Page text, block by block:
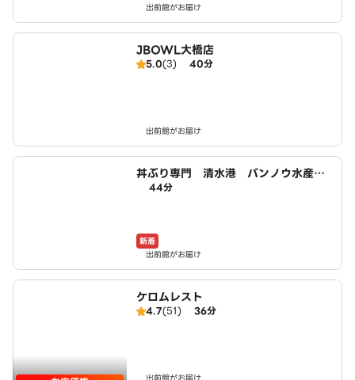
出前館がお届け
JBOWL大橋店
5.0(3) 40分
出前館がお届け
丼ぶり専門 清水港 バンノウ水産
大野城店
44分
新着
出前館がお届け
ケロムレスト
4.7(51) 36分